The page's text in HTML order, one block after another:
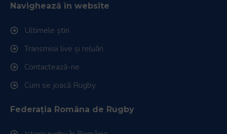
Navighează în website
Ultimele știri
Transmisii live și reluări
Contactează-ne
Cum se joacă Rugby
Federația Româna de Rugby